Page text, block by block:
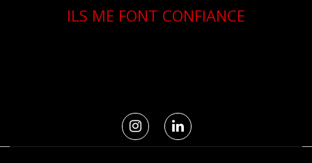
ILS ME FONT CONFIANCE